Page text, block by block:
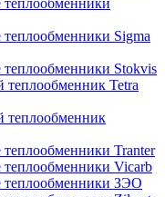
теплообменники
Sigma
Stokvis
теплообменник Tetra
теплообменник
Tranter
Vicarb
теплообменники ЗЭО